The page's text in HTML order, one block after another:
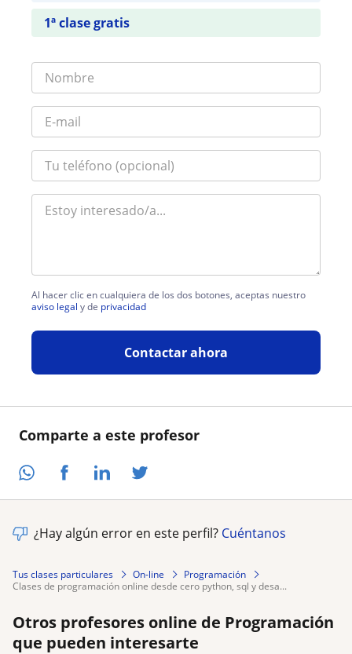
Comparte a este profesor
1ª clase gratis
Al hacer clic en cualquiera de los dos botones, aceptas nuestro
aviso legal y de privacidad
Contactar ahora
¿Hay algún error en este perfil? Cuéntanos
Tus clases particulares On-line
Programación
clases de programación online desde cero python, sql y desa...
Otros profesores online de Programación
que pueden interesarte